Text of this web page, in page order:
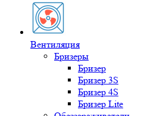
Вентиляция
Бризеры
Бризер
Бризер 3S
Бризер 4S
Бризер Lite